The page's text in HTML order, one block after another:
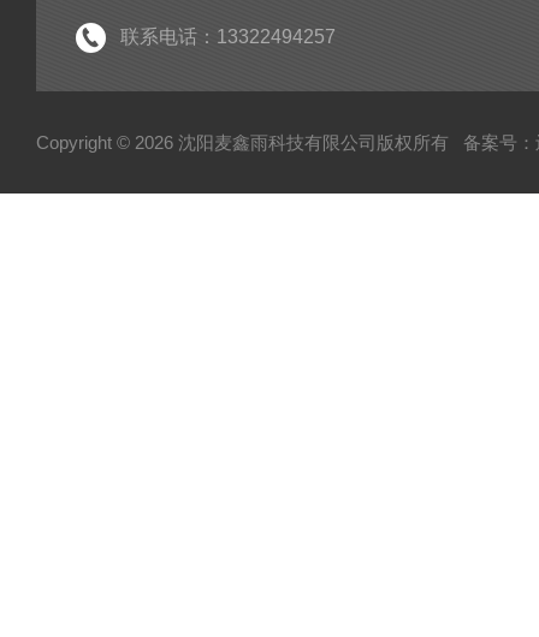
生活污水处理设备系列
废气处理设备系列
联系电话：13322494257
Copyright © 2026 沈阳麦鑫雨科技有限公司版权所有 备案号